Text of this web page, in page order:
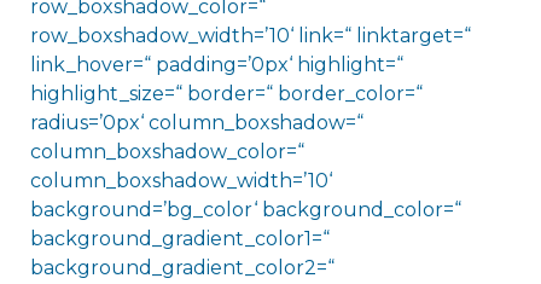
row_boxshadow_color=“
row_boxshadow_width=’10‘ link=“ linktarget=“
link_hover=“ padding=’0px‘ highlight=“
highlight_size=“ border=“ border_color=“
radius=’0px‘ column_boxshadow=“
column_boxshadow_color=“
column_boxshadow_width=’10‘
background=’bg_color‘ background_color=“
background_gradient_color1=“
background_gradient_color2=“